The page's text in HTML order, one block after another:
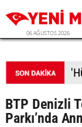
06 AĞUSTOS 2026
BTP Denizli
Parkı’nda